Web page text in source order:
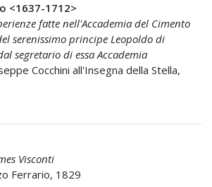
<1637-1712>
fatte nell'Accademia del Cimento
serenissimo principe Leopoldo di
segretario di essa Accademia
Cocchini all'Insegna della Stella,
Visconti
Ferrario, 1829